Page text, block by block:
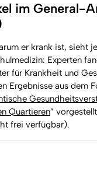
im General-
er krank ist, sieht
Experten
für Krankheit und
Ergebnisse aus dem
Quartieren”
frei verfügbar).